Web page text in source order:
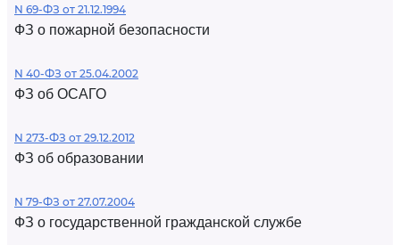
N 69-ФЗ от 21.12.1994
ФЗ о пожарной безопасности
N 40-ФЗ от 25.04.2002
ФЗ об ОСАГО
N 273-ФЗ от 29.12.2012
ФЗ об образовании
N 79-ФЗ от 27.07.2004
ФЗ о государственной гражданской службе